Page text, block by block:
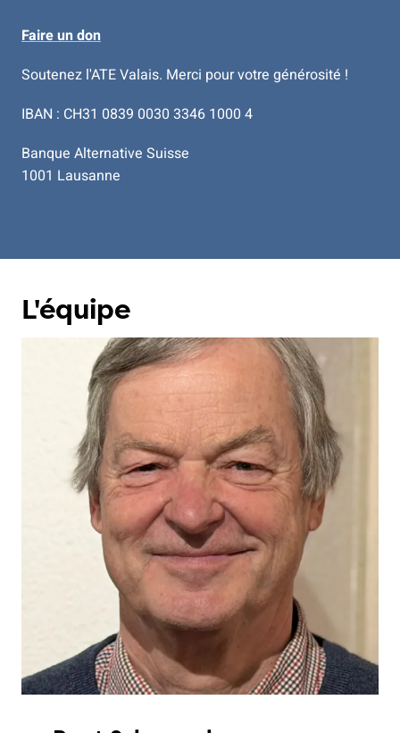
Faire un don
Soutenez l'ATE Valais. Merci pour votre générosité !
IBAN : CH31 0839 0030 3346 1000 4
Banque Alternative Suisse
1001 Lausanne
L'équipe